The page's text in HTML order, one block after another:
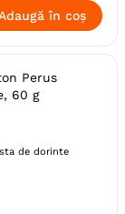
în coș
Perus
60 g
de dorinte